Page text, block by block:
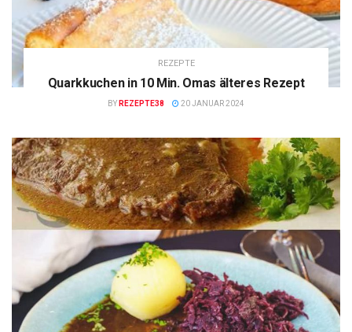
REZEPTE
Quarkkuchen in 10 Min. Omas älteres Rezept
BY REZEPTE38 20 JANUAR 2024